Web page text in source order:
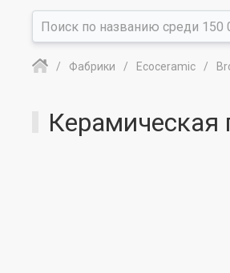
Фабрики Ecoceramic
Керамическая